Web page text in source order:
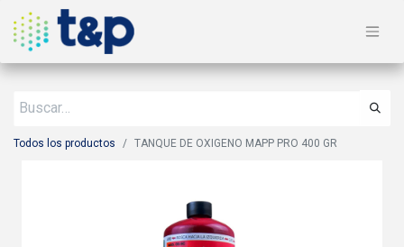
Todos los productos TANQUE DE OXIGENO MAPP PRO 400 GR